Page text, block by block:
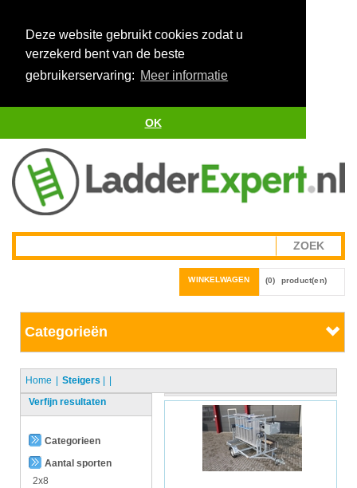
Deze website gebruikt cookies zodat u
verzekerd bent van de beste
gebruikerservaring: Meer informatie
OK
WINKELWAGEN (0) product(en)
Categorieën
Home Steigers |
Verfijn resultaten
Categorieen
Aantal sporten
2x8